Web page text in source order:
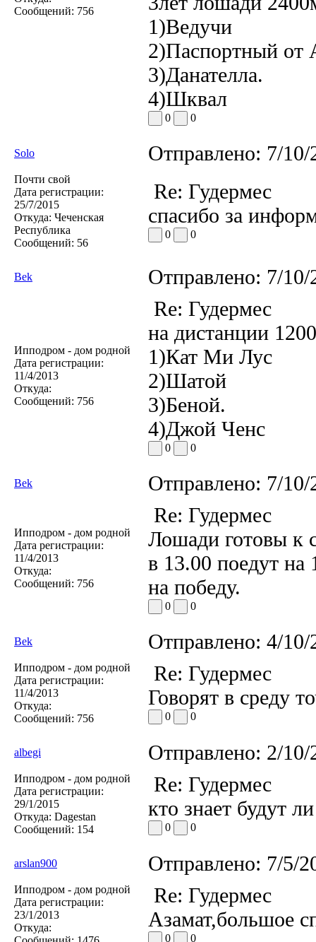
Сообщений: 756
1)Ведучи
2)Паспортный от
3)Данателла.
4)Шквал
0 0
Solo Отправлено: 7/
Почти свой
Дата регистрации:
25/7/2015
Откуда: Чеченская
Республика
Сообщений: 56
Re: Гудермес
спасибо за
0 0
Bek Отправлено: 7/
Ипподром - дом родной
Дата регистрации:
11/4/2013
Откуда:
Сообщений: 756
Re: Гудермес
на дистанции
1)Кат Ми Лус
2)Шатой
3)Беной.
4)Джой Ченс
0 0
Bek Отправлено: 7/
Ипподром - дом родной
Дата регистрации:
11/4/2013
Откуда:
Сообщений: 756
Re: Гудермес
Лошади готовы к
в 13.00 поедут
на победу.
0 0
Bek Отправлено: 4/
Ипподром - дом родной
Дата регистрации:
11/4/2013
Откуда:
Сообщений: 756
Re: Гудермес
Говорят в среду
0 0
albegi Отправлено: 2/
Ипподром - дом родной
Дата регистрации:
29/1/2015
Откуда: Dagestan
Сообщений: 154
Re: Гудермес
кто знает будут
0 0
arslan900 Отправлено: 7/5/
Ипподром - дом родной
Дата регистрации:
23/1/2013
Откуда:
Re: Гудермес
Азамат,большое
0 0